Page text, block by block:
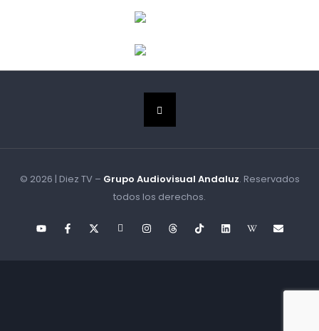
© 2026 | Diez TV – Grupo Audiovisual Andaluz. Reservados
todos los derechos.